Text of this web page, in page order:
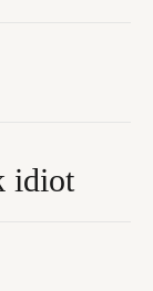
idiot